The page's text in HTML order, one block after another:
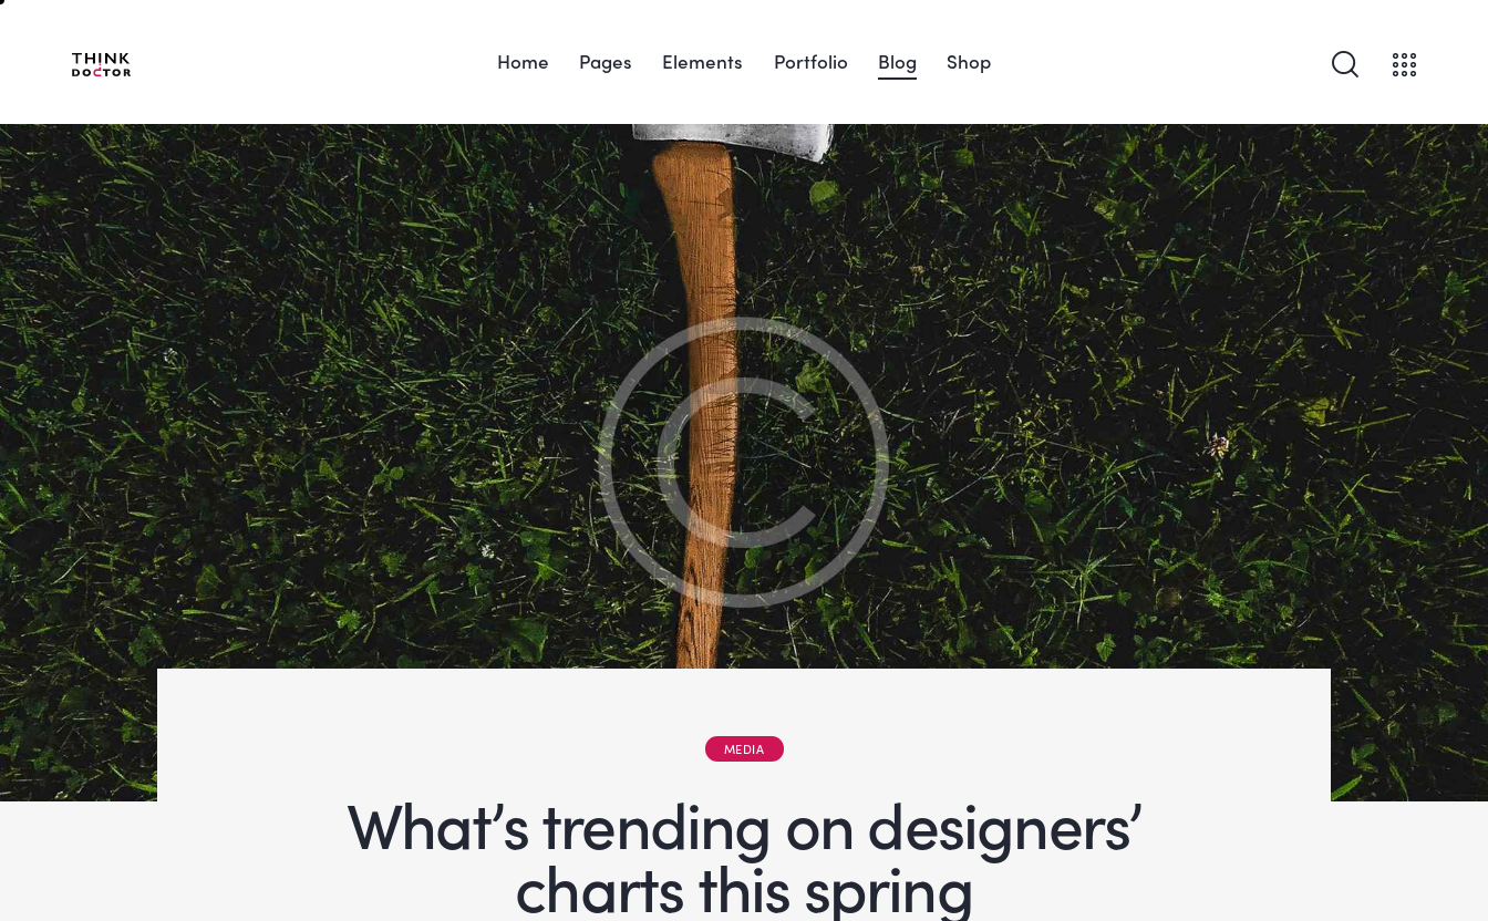
Home Pages Elements Portfolio Blog Shop
MEDIA
What’s trending on designers’
charts this spring